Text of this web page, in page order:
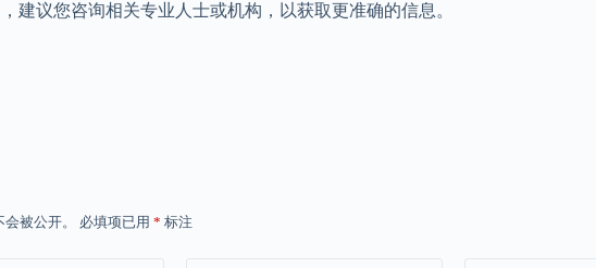
建议您咨询相关专业人士或机构，以获取更准确的信息。
被公开。 必填项已用 * 标注